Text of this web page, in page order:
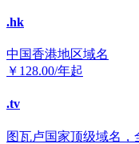
.hk
中国香港地区域名
￥ 128.00/年起
.tv
图瓦卢国家顶级域名